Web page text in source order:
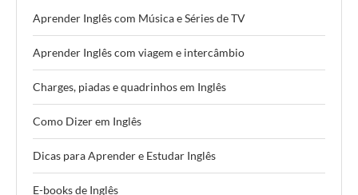
Aprender Inglês com Música e Séries de TV
Aprender Inglês com viagem e intercâmbio
Charges, piadas e quadrinhos em Inglês
Como Dizer em Inglês
Dicas para Aprender e Estudar Inglês
E-books de Inglês